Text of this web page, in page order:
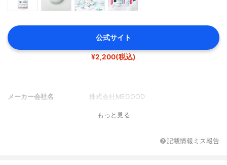
公式サイト
¥2,200(税込)
メーカー会社名 株式会社MEGOOD
もっと見る
記載情報ミス報告